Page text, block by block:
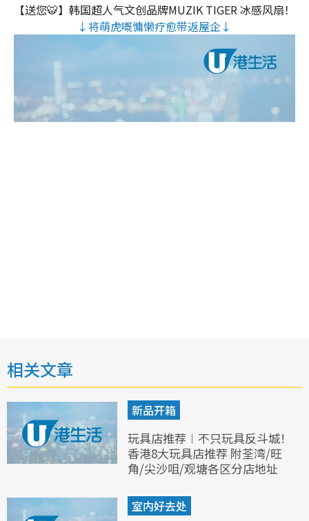
【送您🐯】韩国超人气文创品牌MUZIK TIGER 冰感风扇！
↓将萌虎嘅慵懒疗愈带返屋企↓
相关文章
新品开箱
玩具店推荐︱不只玩具反斗城！
香港8大玩具店推荐 附荃湾/旺
角/尖沙咀/观塘各区分店地址
室内好去处